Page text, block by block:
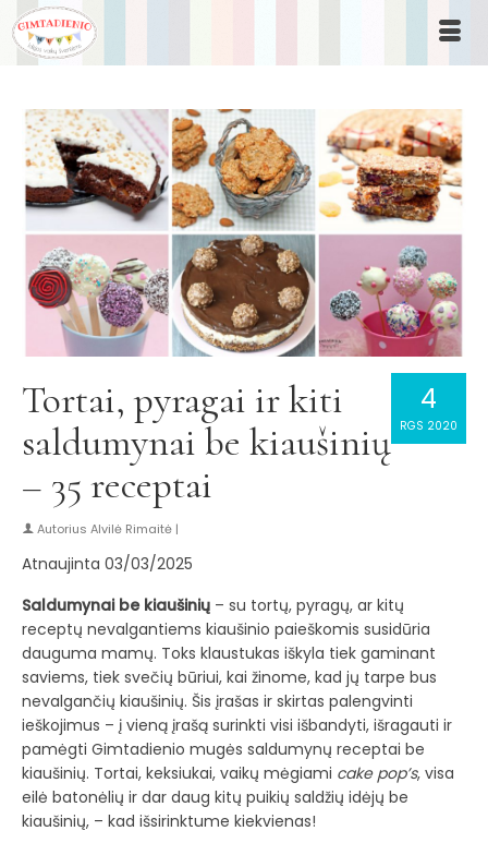
4
RGS 2020
Tortai, pyragai ir kiti
saldumynai be kiaušinių
– 35 receptai
Autorius Alvilė Rimaitė |
Atnaujinta 03/03/2025
Saldumynai be kiaušinių – su tortų, pyragų, ar kitų
receptų nevalgantiems kiaušinio paieškomis susidūria
dauguma mamų. Toks klaustukas iškyla tiek gaminant
saviems, tiek svečių būriui, kai žinome, kad jų tarpe bus
nevalgančių kiaušinių. Šis įrašas ir skirtas palengvinti
ieškojimus – į vieną įrašą surinkti visi išbandyti, išragauti ir
pamėgti Gimtadienio mugės saldumynų receptai be
kiaušinių. Tortai, keksiukai, vaikų mėgiami cake pop’s, visa
eilė batonėlių ir dar daug kitų puikių saldžių idėjų be
kiaušinių, – kad išsirinktume kiekvienas!